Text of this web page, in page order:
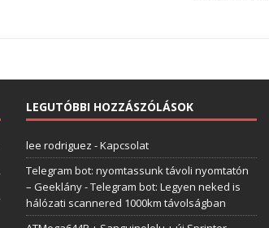
LEGUTÓBBI HOZZÁSZÓLÁSOK
lee rodriguez -Kapcsolat
Telegram bot: nyomtassunk távoli nyomtatón
– Geeklány-Telegram bot: Legyen neked is
hálózati scannered 1000km távolságban